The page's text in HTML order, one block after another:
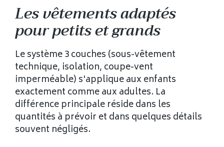
Les vêtements adaptés
pour petits et grands
Le système 3 couches (sous-vêtement
technique, isolation, coupe-vent
imperméable) s'applique aux enfants
exactement comme aux adultes. La
différence principale réside dans les
quantités à prévoir et dans quelques détails
souvent négligés.